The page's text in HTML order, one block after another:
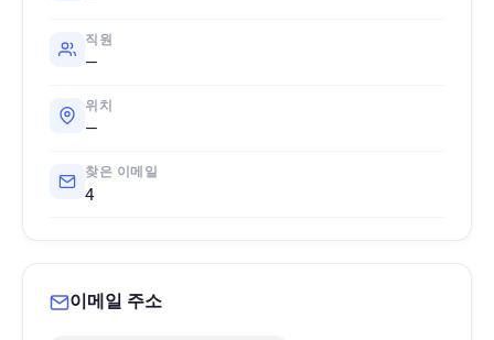
직원
—
위치
—
찾은 이메일
4
이메일 주소